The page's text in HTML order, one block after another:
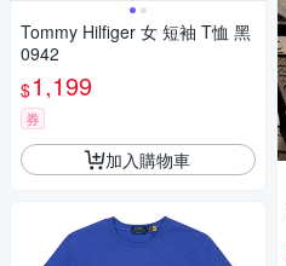
Tommy Hilfiger 女 短袖 T恤 黑
0942
$1,199
券
加入購物車